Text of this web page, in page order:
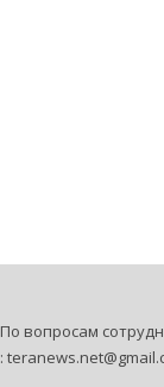
По вопросам
: